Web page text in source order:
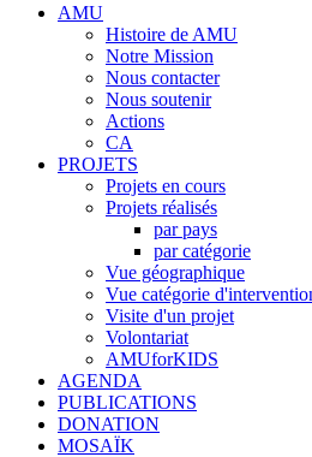
AMU
Histoire de AMU
Notre Mission
Nous contacter
Nous soutenir
Actions
CA
PROJETS
Projets en cours
Projets réalisés
par pays
par catégorie
Vue géographique
Vue catégorie
Visite d'un projet
Volontariat
AMUforKIDS
AGENDA
PUBLICATIONS
DONATION
MOSAÏK